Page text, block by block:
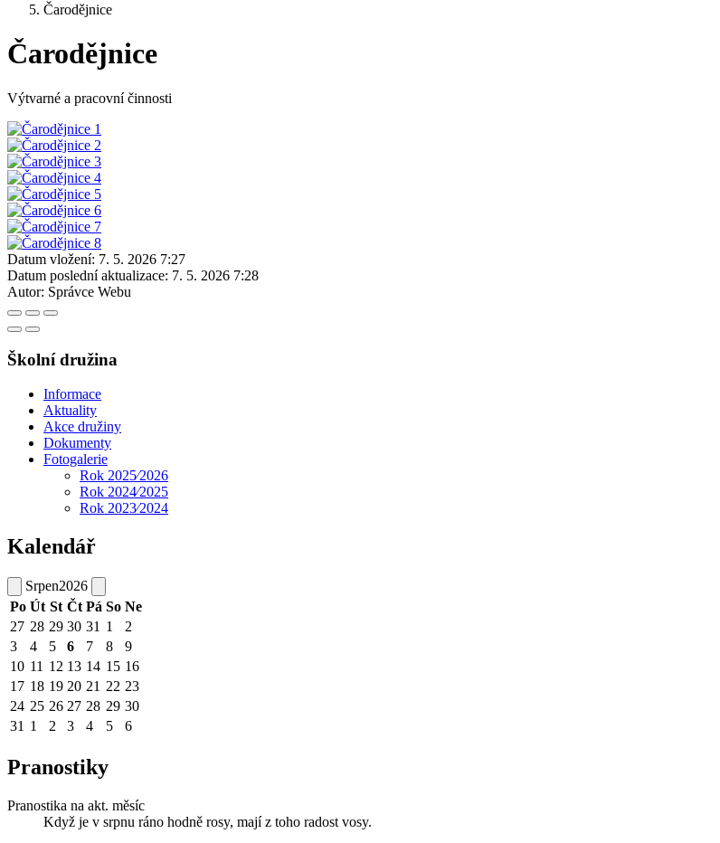
Čarodějnice
Čarodějnice
Výtvarné a pracovní činnosti
Datum vložení: 7. 5. 2026 7:27
Datum poslední aktualizace: 7. 5. 2026 7:28
Autor: Správce Webu
Školní družina
Informace
Aktuality
Akce družiny
Dokumenty
Fotogalerie
Rok 2025⁄2026
Rok 2024⁄2025
Rok 2023⁄2024
Kalendář
Srpen2026
Po Út St Čt Pá So Ne
27 28 29 30 31 1
2
3
4 5 6 7 8
9
10 11 12 13 14 15 16
17 18 19 20 21 22 23
24 25 26 27 28 29 30
31 1 2 3 4 5 6
Pranostiky
Pranostika na akt. měsíc
Když je v srpnu ráno hodně rosy, mají z toho radost vosy.